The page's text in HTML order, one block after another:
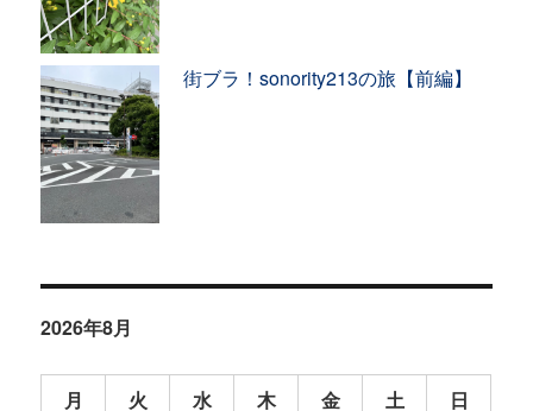
街ブラ！sonority213の旅【前編】
2026年8月
月 火 水 木 金 土 日